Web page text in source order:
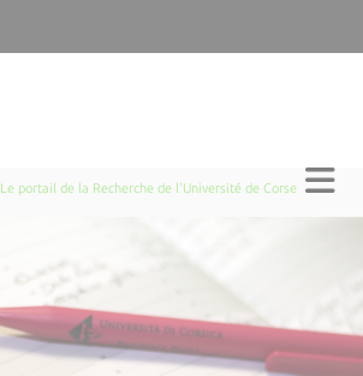
Le portail de la Recherche de l'Université de Corse